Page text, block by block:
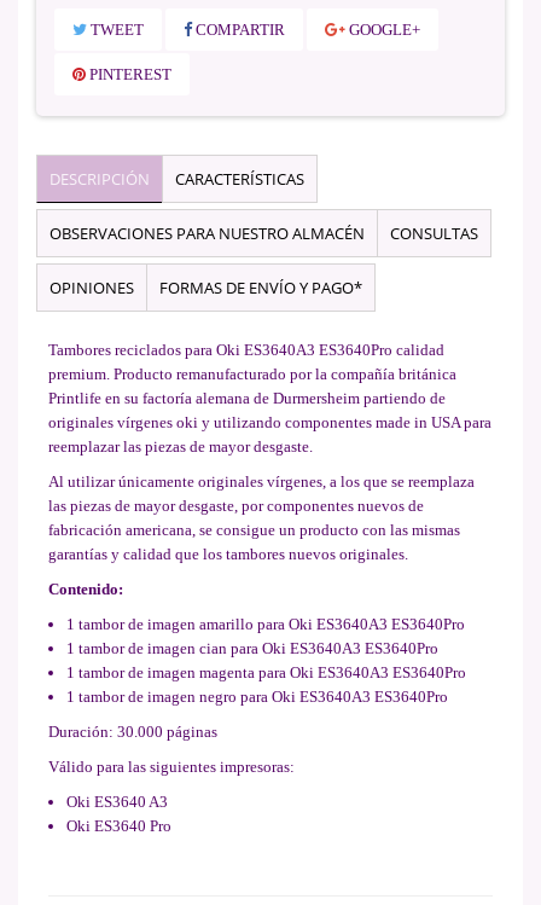
TWEET COMPARTIR GOOGLE+
PINTEREST
DESCRIPCIÓN CARACTERÍSTICAS
OBSERVACIONES PARA NUESTRO ALMACÉN CONSULTAS
OPINIONES FORMAS DE ENVÍO Y PAGO*
Tambores reciclados para Oki ES3640A3 ES3640Pro calidad
premium. Producto remanufacturado por la compañía británica
Printlife en su factoría alemana de Durmersheim partiendo de
originales vírgenes oki y utilizando componentes made in USA para
reemplazar las piezas de mayor desgaste.
Al utilizar únicamente originales vírgenes, a los que se reemplaza
las piezas de mayor desgaste, por componentes nuevos de
fabricación americana, se consigue un producto con las mismas
garantías y calidad que los tambores nuevos originales.
Contenido:
1 tambor de imagen amarillo para Oki ES3640A3 ES3640Pro
1 tambor de imagen cian para Oki ES3640A3 ES3640Pro
1 tambor de imagen magenta para Oki ES3640A3 ES3640Pro
1 tambor de imagen negro para Oki ES3640A3 ES3640Pro
Duración: 30.000 páginas
Válido para las siguientes impresoras:
Oki ES3640 A3
Oki ES3640 Pro